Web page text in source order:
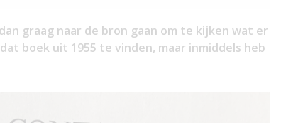
graag naar de bron gaan om te kijken wat er
boek uit 1955 te vinden, maar inmiddels heb